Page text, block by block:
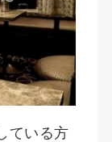
ている方